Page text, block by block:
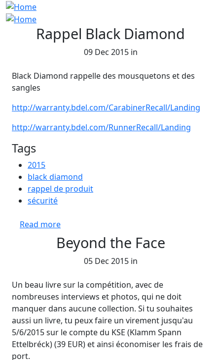
Rappel Black Diamond
09 Dec 2015 in
Black Diamond rappelle des mousquetons et des
sangles
http://warranty.bdel.com/CarabinerRecall/Landing
http://warranty.bdel.com/RunnerRecall/Landing
Tags
2015
black diamond
rappel de produit
sécurité
Read moreabout Rappel Black Diamond
Beyond the Face
05 Dec 2015 in
Un beau livre sur la compétition, avec de
nombreuses interviews et photos, qui ne doit
manquer dans aucune collection. Si tu souhaites
aussi un livre, tu peux faire un virement jusqu'au
5/6/2015 sur le compte du KSE (Klamm Spann
Ettelbréck) (39 EUR) et ainsi économiser les frais de
port.